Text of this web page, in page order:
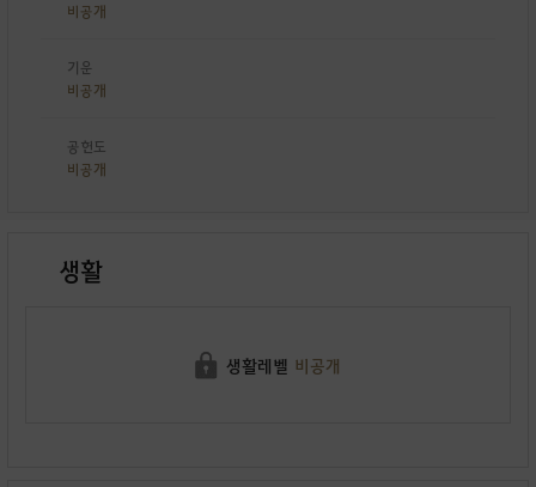
비공개
기운
비공개
공헌도
비공개
생활
생활레벨 비공개